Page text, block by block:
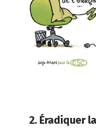
2. Éradiquer